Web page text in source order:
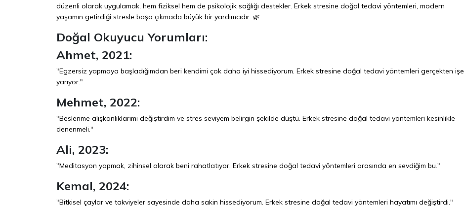
düzenli olarak uygulamak, hem fiziksel hem de psikolojik sağlığı destekler. Erkek stresine doğal tedavi yöntemleri, modern
yaşamın getirdiği stresle başa çıkmada büyük bir yardımcıdır. 🌿
Doğal Okuyucu Yorumları:
Ahmet, 2021:
"Egzersiz yapmaya başladığımdan beri kendimi çok daha iyi hissediyorum. Erkek stresine doğal tedavi yöntemleri gerçekten işe
yarıyor."
Mehmet, 2022:
"Beslenme alışkanlıklarımı değiştirdim ve stres seviyem belirgin şekilde düştü. Erkek stresine doğal tedavi yöntemleri kesinlikle
denenmeli."
Ali, 2023:
"Meditasyon yapmak, zihinsel olarak beni rahatlatıyor. Erkek stresine doğal tedavi yöntemleri arasında en sevdiğim bu."
Kemal, 2024:
"Bitkisel çaylar ve takviyeler sayesinde daha sakin hissediyorum. Erkek stresine doğal tedavi yöntemleri hayatımı değiştirdi."